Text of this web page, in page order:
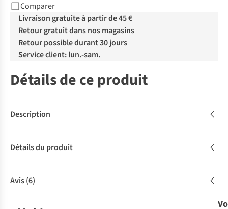
Comparer
Livraison gratuite à partir de 45 €
Retour gratuit dans nos magasins
Retour possible durant 30 jours
Service client: lun.-sam.
Détails de ce produit
Description
Détails du produit
Avis(6)